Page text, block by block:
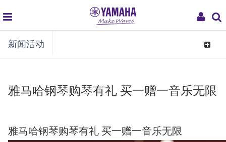
My
global
navigation
新闻活动
Toggle
雅马哈钢琴购琴有礼 买一赠一音乐无限
雅马哈钢琴购琴有礼 买一赠一音乐无限